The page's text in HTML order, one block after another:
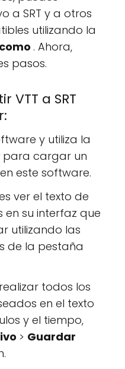
a SRT y a otros
utilizando la
. Ahora,
pasos.
VTT a SRT
y utiliza la
para cargar un
en este software.
ver el texto de
en su interfaz que
utilizando las
de la pestaña
todos los
en el texto
y el tiempo,
> Guardar